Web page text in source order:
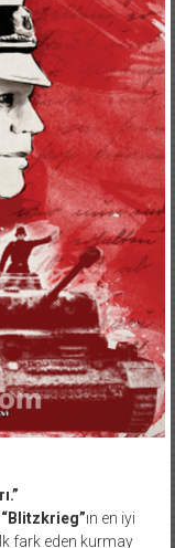
“Blitzkrieg”ın en iyi
fark eden kurmay